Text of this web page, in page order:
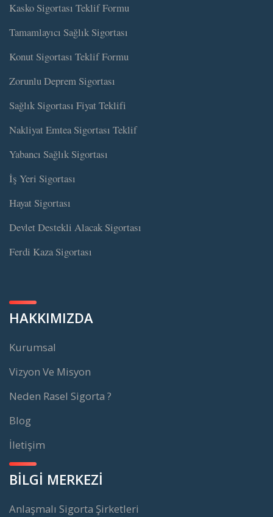
Kasko Sigortası Teklif Formu
Tamamlayıcı Sağlık Sigortası
Konut Sigortası Teklif Formu
Zorunlu Deprem Sigortası
Sağlık Sigortası Fiyat Teklifi
Nakliyat Emtea Sigortası Teklif
Yabancı Sağlık Sigortası
İş Yeri Sigortası
Hayat Sigortası
Devlet Destekli Alacak Sigortası
Ferdi Kaza Sigortası
HAKKIMIZDA
Kurumsal
Vizyon Ve Misyon
Neden Rasel Sigorta ?
Blog
İletişim
BİLGİ MERKEZİ
Anlaşmalı Sigorta Şirketleri